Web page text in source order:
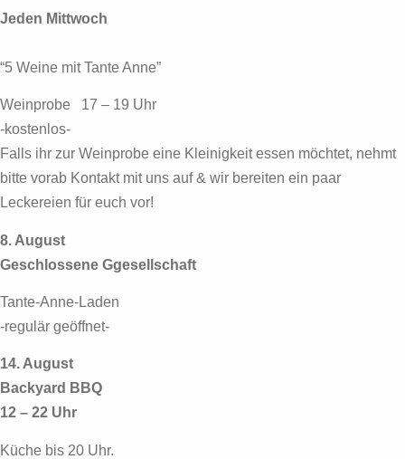
Jeden Mittwoch
“5 Weine mit Tante Anne”
Weinprobe 17 – 19 Uhr
-kostenlos-
Falls ihr zur Weinprobe eine Kleinigkeit essen möchtet, nehmt
bitte vorab Kontakt mit uns auf & wir bereiten ein paar
Leckereien für euch vor!
8. August
Geschlossene Ggesellschaft
Tante-Anne-Laden
-regulär geöffnet-
14. August
Backyard BBQ
12 – 22 Uhr
Küche bis 20 Uhr.